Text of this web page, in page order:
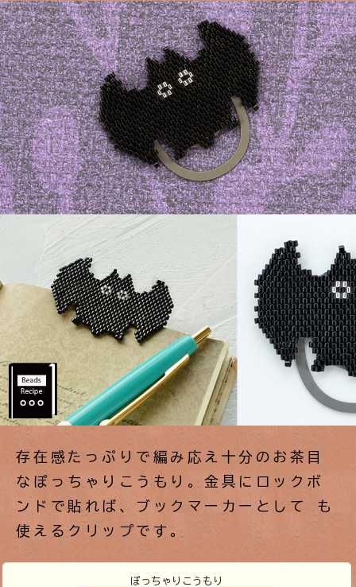
存在感たっぷりで編み応え十分のお茶目
なぽっちゃりこうもり。金具にロックボ
ンドで貼れば、ブックマーカーとして も
使えるクリップです。
ぽっちゃりこうもり